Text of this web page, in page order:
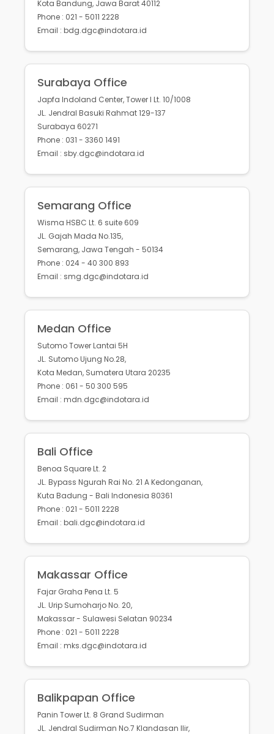
Kota Bandung, Jawa Barat 40112
Phone : 021 - 5011 2228
Email : bdg.dgc@indotara.id
Surabaya Office
Japfa Indoland Center, Tower I Lt. 10/1008
JL. Jendral Basuki Rahmat 129-137
Surabaya 60271
Phone : 031 - 3360 1491
Email : sby.dgc@indotara.id
Semarang Office
Wisma HSBC Lt. 6 suite 609
JL. Gajah Mada No.135,
Semarang, Jawa Tengah - 50134
Phone : 024 - 40 300 893
Email : smg.dgc@indotara.id
Medan Office
Sutomo Tower Lantai 5H
JL. Sutomo Ujung No.28,
Kota Medan, Sumatera Utara 20235
Phone : 061 - 50 300 595
Email : mdn.dgc@indotara.id
Bali Office
Benoa Square Lt. 2
JL. Bypass Ngurah Rai No. 21 A Kedonganan,
Kuta Badung - Bali Indonesia 80361
Phone : 021 - 5011 2228
Email : bali.dgc@indotara.id
Makassar Office
Fajar Graha Pena Lt. 5
JL. Urip Sumoharjo No. 20,
Makassar - Sulawesi Selatan 90234
Phone : 021 - 5011 2228
Email : mks.dgc@indotara.id
Balikpapan Office
Panin Tower Lt. 8 Grand Sudirman
JL. Jendral Sudirman No.7 Klandasan Ilir,